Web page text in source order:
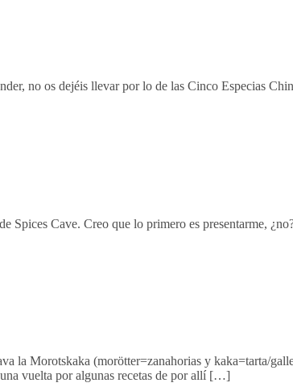
no os dejéis llevar por lo de las Cinco Especias
Spices Cave. Creo que lo primero es presentarme,
la Morotskaka (morötter=zanahorias y kaka=tarta/
vuelta por algunas recetas de por allí […]